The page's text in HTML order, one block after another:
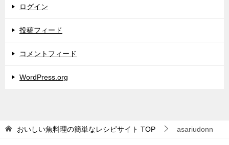
ログイン
投稿フィード
コメントフィード
WordPress.org
おいしい魚料理の簡単なレシピサイト TOP asariudonn